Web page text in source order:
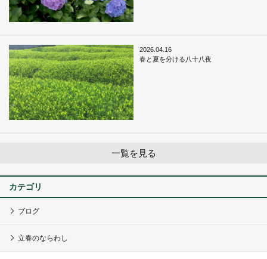
2026.04.16
春と夏を分ける八十八夜
一覧を見る
カテゴリ
ブログ
立春のならわし